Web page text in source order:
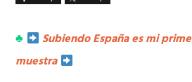
♣
Subiendo España es mi
muestra